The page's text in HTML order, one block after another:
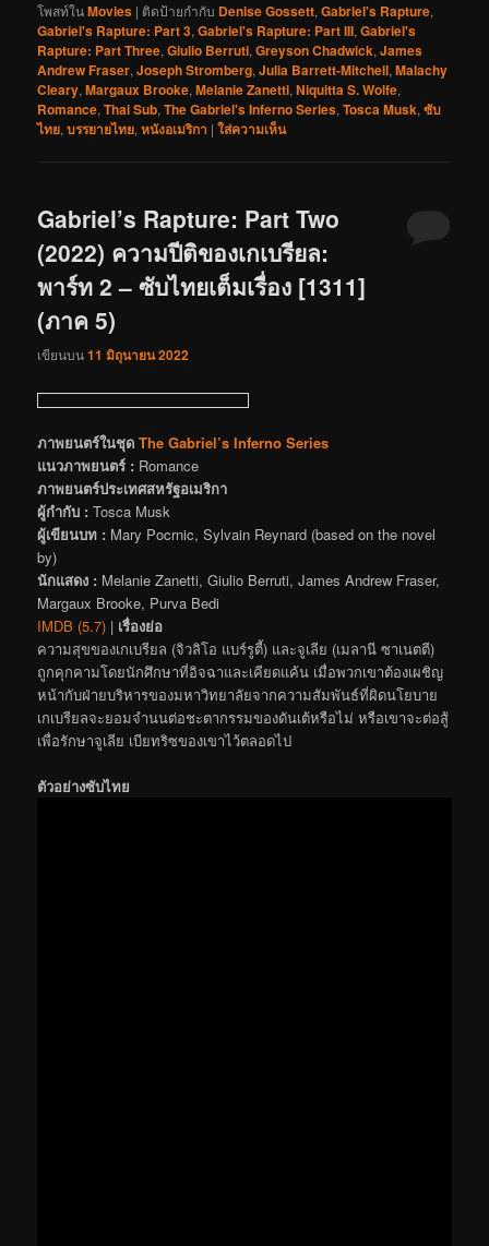
โพสท์ในMovies | ติดป้ายกำกับ Denise Gossett,Gabriel's Rapture,
Gabriel's Rapture: Part 3,Gabriel's Rapture: Part III,Gabriel's
Rapture: Part Three,Giulio Berruti,Greyson Chadwick,James
Andrew Fraser,Joseph Stromberg,Julia Barrett-Mitchell,Malachy
Cleary,Margaux Brooke,Melanie Zanetti,Niquitta S. Wolfe,
Romance,Thai Sub,The Gabriel's Inferno Series,Tosca Musk,ซับ
ไทย,บรรยายไทย,หนังอเมริกา |ใส่ความเห็น
Gabriel’s Rapture: Part Two
(2022) ความปีติของเกเบรียล:
พาร์ท 2 – ซับไทยเต็มเรื่อง [1311]
(ภาค 5)
เขียนบน11 มิถุนายน 2022
ภาพยนตร์ในชุดThe Gabriel’s Inferno Series
แนวภาพยนตร์ : Romance
ภาพยนตร์ประเทศสหรัฐอเมริกา
ผู้กำกับ : Tosca Musk
ผู้เขียนบท : Mary Pocrnic, Sylvain Reynard (based on the novel
by)
นักแสดง : Melanie Zanetti, Giulio Berruti, James Andrew Fraser,
Margaux Brooke, Purva Bedi
IMDB (5.7) | เรื่องย่อ
ความสุขของเกเบรียล (จิวลิโอ แบร์รูตี้) และจูเลีย (เมลานี ซาเนตตี)
ถูกคุกคามโดยนักศึกษาที่อิจฉาและเคียดแค้น เมื่อพวกเขาต้องเผชิญ
หน้ากับฝ่ายบริหารของมหาวิทยาลัยจากความสัมพันธ์ที่ผิดนโยบาย
เกเบรียลจะยอมจำนนต่อชะตากรรมของดันเต้หรือไม่ หรือเขาจะต่อสู้
เพื่อรักษาจูเลีย เบียทริซของเขาไว้ตลอดไป
ตัวอย่างซับไทย